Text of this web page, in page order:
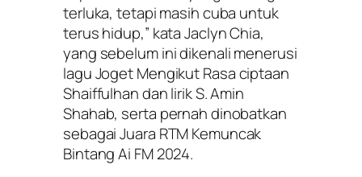
terluka, tetapi masih cuba untuk
terus hidup,” kata Jaclyn Chia,
yang sebelum ini dikenali menerusi
laguJoget Mengikut Rasaciptaan
Shaiffulhan dan lirik S. Amin
Shahab, serta pernah dinobatkan
sebagai Juara RTM Kemuncak
Bintang Ai FM 2024.